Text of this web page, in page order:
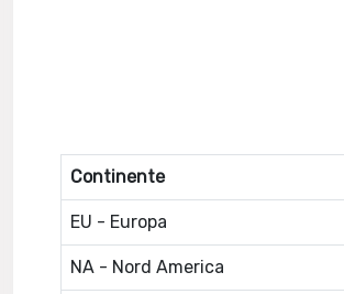
Continente
EU - Europa
NA - Nord America